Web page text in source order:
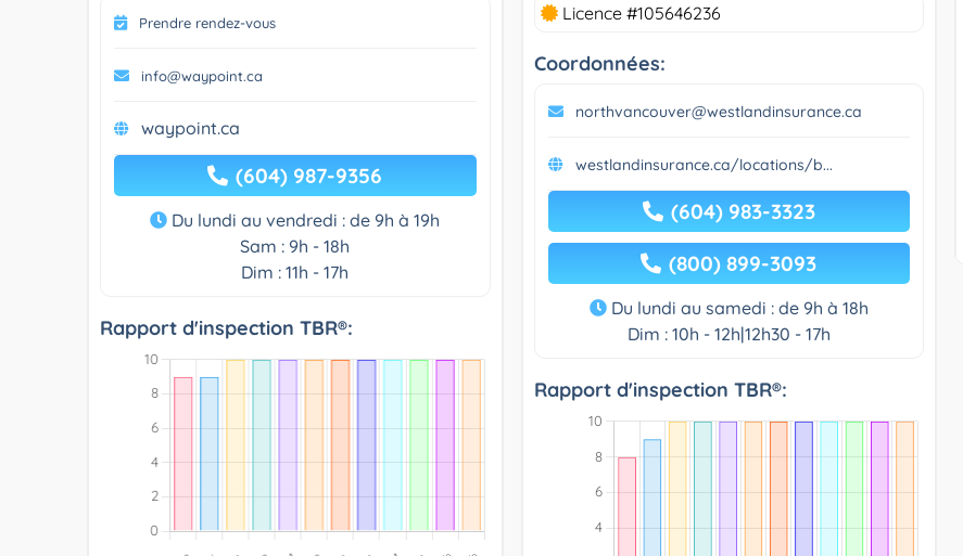
Prendre rendez-vous
info@waypoint.ca
waypoint.ca
(604) 987-9356
Du lundi au vendredi : de 9h à 19h
Sam : 9h - 18h
Dim : 11h - 17h
Rapport d'inspection TBR®:
Licence #105646236
Coordonnées:
northvancouver@westlandinsurance.ca
westlandinsurance.ca/locations/b...
(604) 983-3323
(800) 899-3093
Du lundi au samedi : de 9h à 18h
Dim : 10h - 12h|12h30 - 17h
Rapport d'inspection TBR®: